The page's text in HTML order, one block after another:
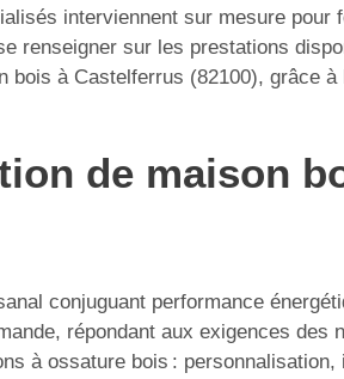
interviennent sur mesure pour
renseigner sur les prestations
à Castelferrus (82100), grâce à
de maison
conjuguant performance
répondant aux exigences des
à ossature bois :